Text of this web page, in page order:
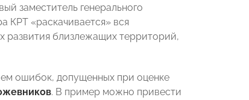
заместитель генерального
КРТ «раскачивается» вся
развития близлежащих территорий,
ошибок, допущенных при оценке
. В пример можно привести